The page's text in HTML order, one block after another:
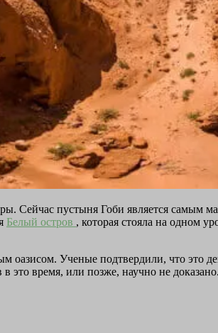
Сейчас пустыня Гоби является
Белый остров , которая стояла на одном
Ученые подтвердили, что это
это время, или позже, научно не доказано.